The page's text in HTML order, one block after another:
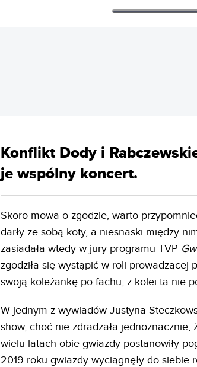
Konflikt Dody i
je wspólny koncert.
Skoro mowa o zgodzie, warto
darły ze sobą koty, a niesnaski między
zasiadała wtedy w jury programu TVP
zgodziła się wystąpić w roli prowadzącej
swoją koleżankę po fachu, z kolei ta nie
W jednym z wywiadów Justyna
show, choć nie zdradzała
wielu latach obie gwiazdy postanowiły
2019 roku gwiazdy wyciągnęły do